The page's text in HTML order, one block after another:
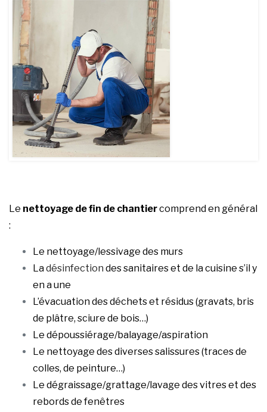
Le nettoyage de fin de chantiercomprend en général
:
Le nettoyage/lessivage des murs
Ladésinfection des sanitaires et de la cuisine s’il y
en a une
L’évacuation des déchets et résidus (gravats, bris
de plâtre, sciure de bois…)
Le dépoussiérage/balayage/aspiration
Le nettoyage des diverses salissures (traces de
colles, de peinture…)
Le dégraissage/grattage/lavage des vitres et des
rebords de fenêtres